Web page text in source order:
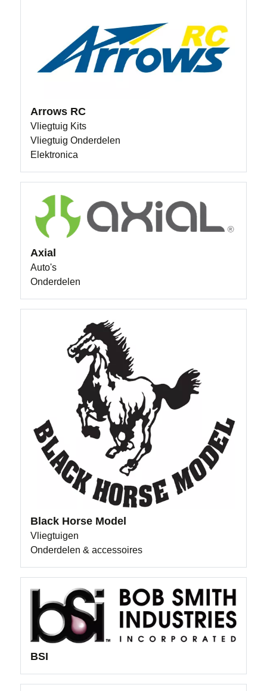
Arrows RC
Vliegtuig Kits
Vliegtuig Onderdelen
Elektronica
Axial
Auto's
Onderdelen
Black Horse Model
Vliegtuigen
Onderdelen & accessoires
BSI